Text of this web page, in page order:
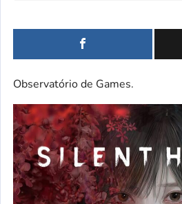
Observatório de Games.